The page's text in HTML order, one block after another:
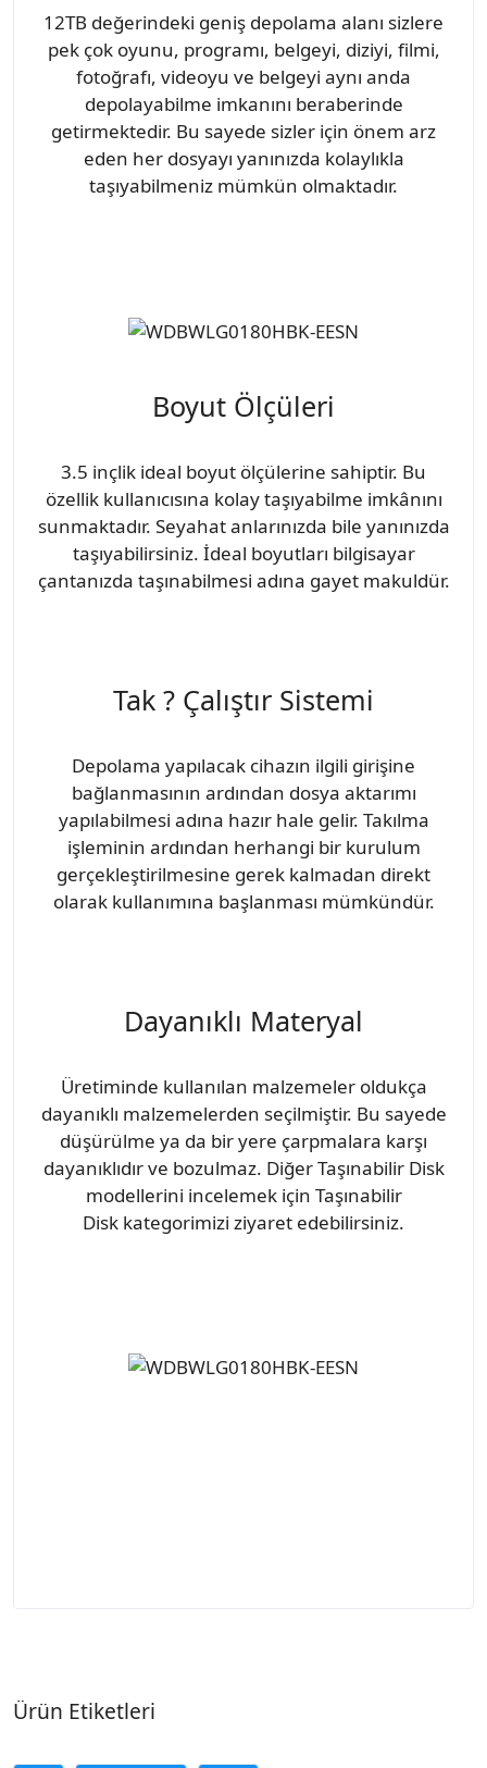
12TB değerindeki geniş depolama alanı sizlere
pek çok oyunu, programı, belgeyi, diziyi, filmi,
fotoğrafı, videoyu ve belgeyi aynı anda
depolayabilme imkanını beraberinde
getirmektedir. Bu sayede sizler için önem arz
eden her dosyayı yanınızda kolaylıkla
taşıyabilmeniz mümkün olmaktadır.
Boyut Ölçüleri
3.5 inçlik ideal boyut ölçülerine sahiptir. Bu
özellik kullanıcısına kolay taşıyabilme imkânını
sunmaktadır. Seyahat anlarınızda bile yanınızda
taşıyabilirsiniz. İdeal boyutları bilgisayar
çantanızda taşınabilmesi adına gayet makuldür.
Tak ? Çalıştır Sistemi
Depolama yapılacak cihazın ilgili girişine
bağlanmasının ardından dosya aktarımı
yapılabilmesi adına hazır hale gelir. Takılma
işleminin ardından herhangi bir kurulum
gerçekleştirilmesine gerek kalmadan direkt
olarak kullanımına başlanması mümkündür.
Dayanıklı Materyal
Üretiminde kullanılan malzemeler oldukça
dayanıklı malzemelerden seçilmiştir. Bu sayede
düşürülme ya da bir yere çarpmalara karşı
dayanıklıdır ve bozulmaz. Diğer Taşınabilir Disk
modellerini incelemek için Taşınabilir
Disk kategorimizi ziyaret edebilirsiniz.
Ürün Etiketleri